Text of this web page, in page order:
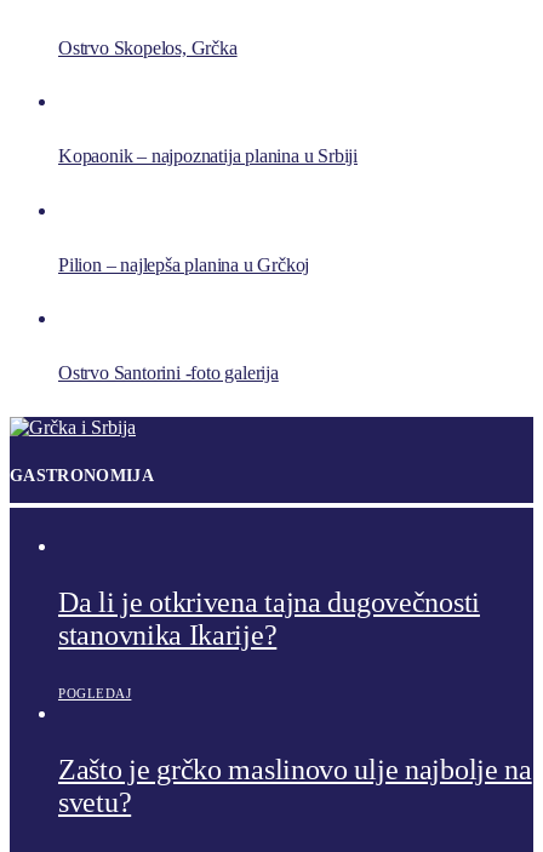
Ostrvo Skopelos, Grčka
Kopaonik – najpoznatija planina u Srbiji
Pilion – najlepša planina u Grčkoj
Ostrvo Santorini -foto galerija
GASTRONOMIJA
Da li je otkrivena tajna dugovečnosti
stanovnika Ikarije?
POGLEDAJ
Zašto je grčko maslinovo ulje najbolje na
svetu?